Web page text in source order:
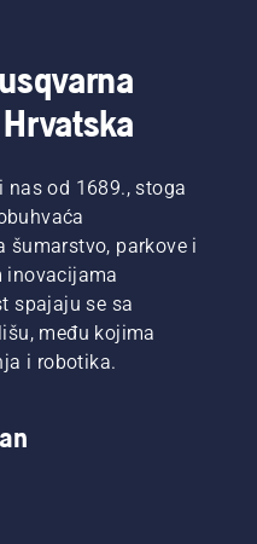
od 1689., stoga
šumarstvo, parkove i
inovacijama
spajaju se sa
među kojima
i robotika.